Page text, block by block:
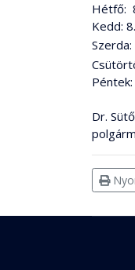
Hétfő:
Kedd:
Dr.